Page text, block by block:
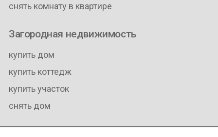
снять комнату в квартире
Загородная недвижимость
купить дом
купить коттедж
купить участок
снять дом